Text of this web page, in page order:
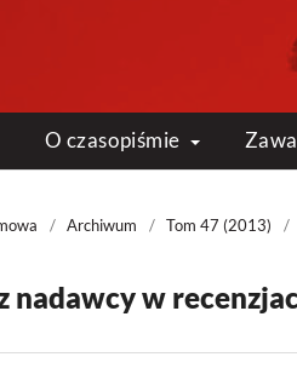
O czasopiśmie
/ Archiwum / Tom 47 (2013) /
nadawcy w